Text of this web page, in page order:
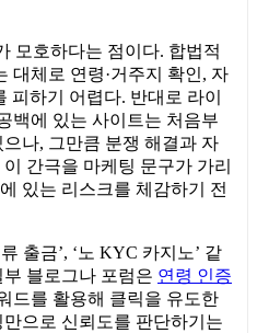
모호하다는 점이다. 합법적
대체로 연령·거주지 확인, 자
피하기 어렵다. 반대로 라이
백에 있는 사이트는 처음부
나, 그만큼 분쟁 해결과 자
간극을 마케팅 문구가 가리
있는 리스크를 체감하기 전
출금’, ‘노 KYC 카지노’ 같
블로그나 포럼은 연령 인증
드를 활용해 클릭을 유도한
으로 신뢰도를 판단하기는